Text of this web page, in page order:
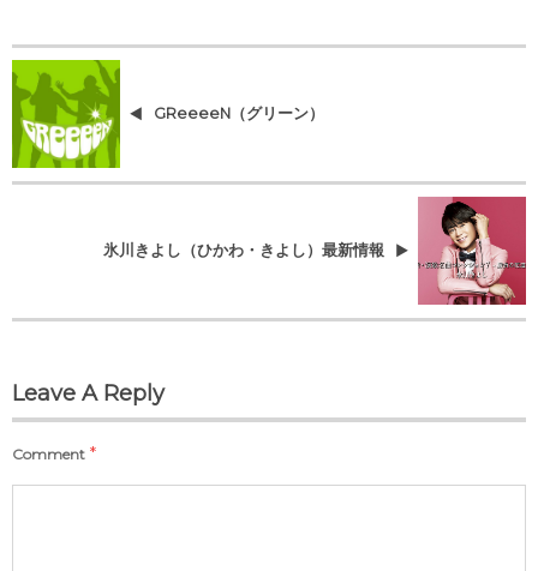
GReeeeN（グリーン）
氷川きよし（ひかわ・きよし）最新情報
Leave A Reply
Comment *